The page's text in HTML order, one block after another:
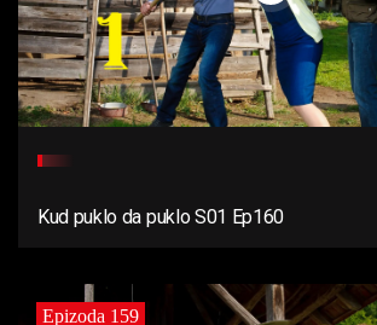
Kud puklo da puklo S01 Ep160
Epizoda 159